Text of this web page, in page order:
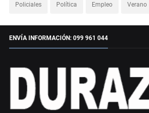
Policiales Política Empleo Verano
ENVÍA INFORMACIÓN: 099 961 044